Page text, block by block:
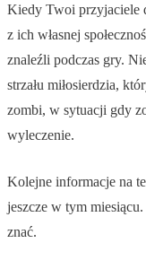
Kiedy Twoi przyjaciele
z ich własnej
znaleźli podczas gry.
strzału miłosierdzia,
zombi, w sytuacji gdy
wyleczenie.
Kolejne informacje na
jeszcze w tym
znać.